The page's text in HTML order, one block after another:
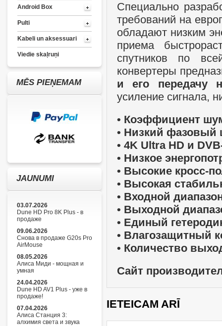
Android Box
Pulti
Kabeli un aksessuari
Viedie skaļruņi
MĒS PIEŅEMAM
JAUNUMI
03.07.2026
Dune HD Pro 8K Plus - в
продаже
09.06.2026
Снова в продаже G20s Pro
AirMouse
08.05.2026
Алиса Миди - мощная и
умная
24.04.2026
Dune HD AV1 Plus - уже в
продаже!
07.04.2026
Алиса Станция 3:
алхимия света и звука
Специально
требований на
обладают низким
приема
спутников по
конвертеры
и его передачу
усиление сигнала,
• Коэффициент
• Низкий фазовый
• 4K Ultra HD и
• Низкое
• Высокие кросс-
• Высокая
• Входной
• Выходной
• Единый
• Влагозащитный
• Количество
Сайт
IETEICAM ARĪ